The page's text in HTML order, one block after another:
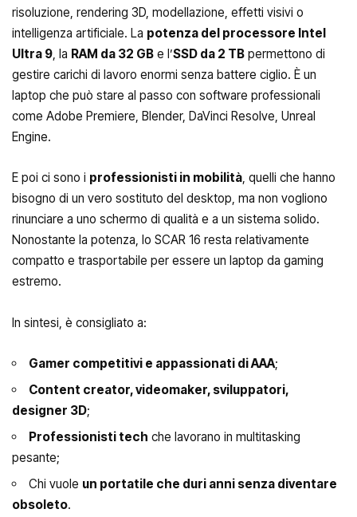
risoluzione, rendering 3D, modellazione, effetti visivi o
intelligenza artificiale. La potenza del processore Intel
Ultra 9 , la RAM da 32 GB e l’SSD da 2 TB permettono di
gestire carichi di lavoro enormi senza battere ciglio. È un
laptop che può stare al passo con software professionali
come Adobe Premiere, Blender, DaVinci Resolve, Unreal
Engine.
E poi ci sono i professionisti in mobilità, quelli che hanno
bisogno di un vero sostituto del desktop, ma non vogliono
rinunciare a uno schermo di qualità e a un sistema solido.
Nonostante la potenza, lo SCAR 16 resta relativamente
compatto e trasportabile per essere un laptop da gaming
estremo.
In sintesi, è consigliato a:
Gamer competitivi e appassionati di AAA;
Content creator, videomaker, sviluppatori,
designer 3D;
Professionisti tech che lavorano in multitasking
pesante;
Chi vuole un portatile che duri anni senza diventare
obsoleto.